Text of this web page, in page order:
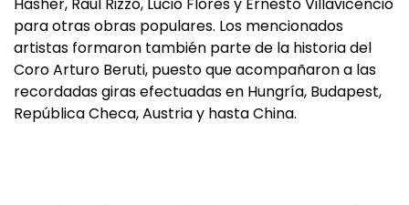
para otras obras populares. Los mencionados
artistas formaron también parte de la historia del
Coro Arturo Beruti, puesto que acompañaron a las
recordadas giras efectuadas en Hungría, Budapest,
República Checa, Austria y hasta China.